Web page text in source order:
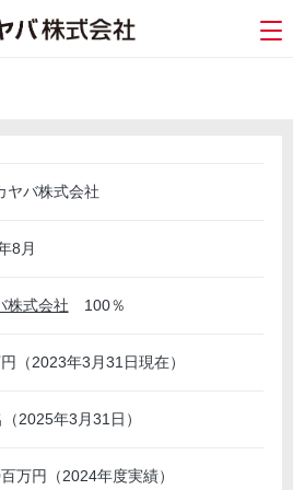
ヤバ株式会社
8月
株式会社 100％
（2023年3月31日現在）
2025年3月31日）
万円（2024年度実績）